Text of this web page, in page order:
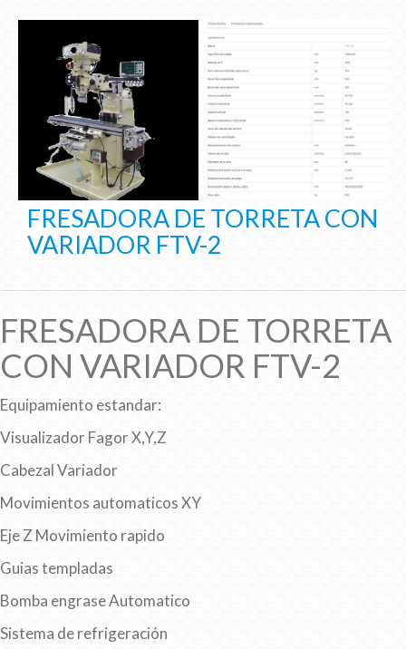
FRESADORA DE TORRETA CON
VARIADOR FTV-2
FRESADORA DE TORRETA
CON VARIADOR FTV-2
Equipamiento estandar:
Visualizador Fagor X,Y,Z
Cabezal Variador
Movimientos automaticos XY
Eje Z Movimiento rapido
Guias templadas
Bomba engrase Automatico
Sistema de refrigeración